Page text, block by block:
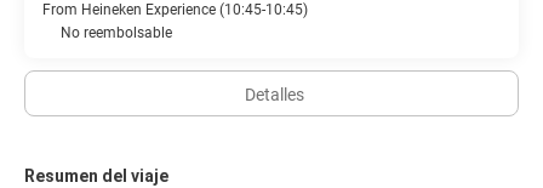
From Heineken Experience (10:45-10:45)
No reembolsable
Detalles
Resumen del viaje